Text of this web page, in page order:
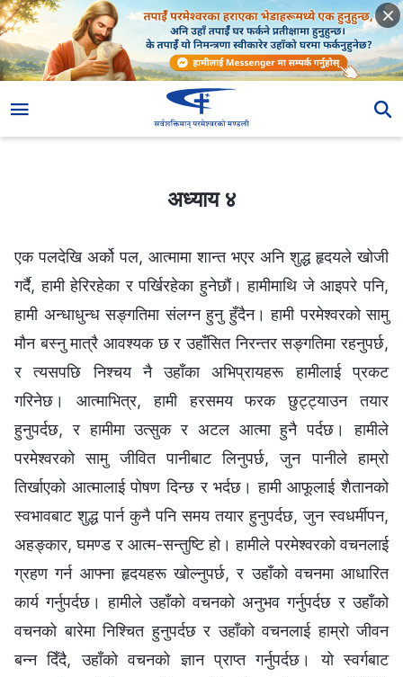
अध्याय ४
एक पलदेखि अर्को पल, आत्मामा शान्त भएर अनि शुद्ध हृदयले खोजी
गर्दै, हामी हेरिरहेका र पर्खिरहेका हुनेछौं। हामीमाथि जे आइपरे पनि,
हामी अन्धाधुन्ध सङ्गतिमा संलग्न हुनु हुँदैन। हामी परमेश्‍वरको सामु
मौन बस्नु मात्रै आवश्यक छ र उहाँसित निरन्तर सङ्गतिमा रहनुपर्छ,
र त्यसपछि निश्चय नै उहाँका अभिप्रायहरू हामीलाई प्रकट
गरिनेछ। आत्माभित्र, हामी हरसमय फरक छुट्ट्याउन तयार
हुनुपर्दछ, र हामीमा उत्सुक र अटल आत्मा हुनै पर्दछ। हामीले
परमेश्‍वरको सामु जीवित पानीबाट लिनुपर्छ, जुन पानीले हाम्रो
तिर्खाएको आत्मालाई पोषण दिन्छ र भर्दछ। हामी आफूलाई शैतानको
स्वभावबाट शुद्ध पार्न कुनै पनि समय तयार हुनुपर्दछ, जुन स्वधर्मीपन,
अहङ्कार, घमण्ड र आत्म-सन्तुष्टि हो। हामीले परमेश्‍वरको वचनलाई
ग्रहण गर्न आफ्ना हृदयहरू खोल्नुपर्छ, र उहाँको वचनमा आधारित
कार्य गर्नुपर्दछ। हामीले उहाँको वचनको अनुभव गर्नुपर्दछ र उहाँको
वचनको बारेमा निश्चित हुनुपर्दछ र उहाँको वचनलाई हाम्रो जीवन
बन्‍न दिँदै, उहाँको वचनको ज्ञान प्राप्त गर्नुपर्दछ। यो स्वर्गबाट